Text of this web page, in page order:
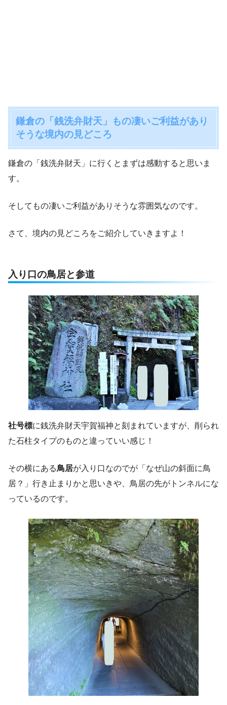
鎌倉の「銭洗弁財天」もの凄いご利益があり
そうな境内の見どころ
鎌倉の「銭洗弁財天」に行くとまずは感動すると思いま
す。
そしてもの凄いご利益がありそうな雰囲気なのです。
さて、境内の見どころをご紹介していきますよ！
入り口の鳥居と参道
社号標に銭洗弁財天宇賀福神と刻まれていますが、削られ
た石柱タイプのものと違っていい感じ！
その横にある鳥居が入り口なのでが「なぜ山の斜面に鳥
居？」行き止まりかと思いきや、鳥居の先がトンネルにな
っているのです。